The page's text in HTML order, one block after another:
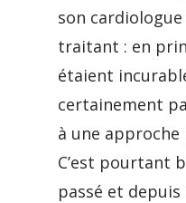
son
traitant : en
étaient
certainement
à une
C’est pourtant
passé et depuis